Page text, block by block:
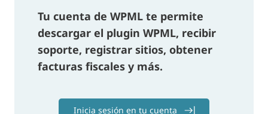
Tu cuenta de WPML te permite
descargar el plugin WPML, recibir
soporte, registrar sitios, obtener
facturas fiscales y más.
Inicia sesión en tu cuenta